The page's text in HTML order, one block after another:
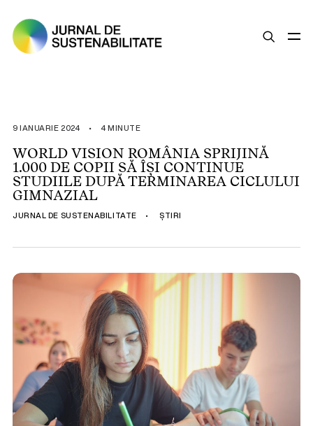
ȘTIRI
OPINII
ESG
LEGISLAȚIE
BUNE PRACTICI
9 IANUARIE 2024 • 4 MINUTE
WORLD VISION ROMÂNIA SPRIJINĂ
1.000 DE COPII SĂ ÎȘI CONTINUE
STUDIILE DUPĂ TERMINAREA CICLULUI
GIMNAZIAL
JURNAL DE SUSTENABILITATE • ȘTIRI